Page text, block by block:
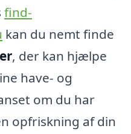
find-
kan du nemt finde
, der kan hjælpe
have- og
om du har
opfriskning af din